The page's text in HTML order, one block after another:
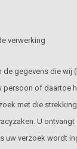
verwerking
de gegevens die wij
of daartoe
met die
U ontvangt
uw verzoek wordt